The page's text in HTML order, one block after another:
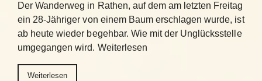
Der Wanderweg in Rathen, auf dem am letzten Freitag
ein 28-Jähriger von einem Baum erschlagen wurde, ist
ab heute wieder begehbar. Wie mit der Unglücksstelle
umgegangen wird. Weiterlesen
Weiterlesen